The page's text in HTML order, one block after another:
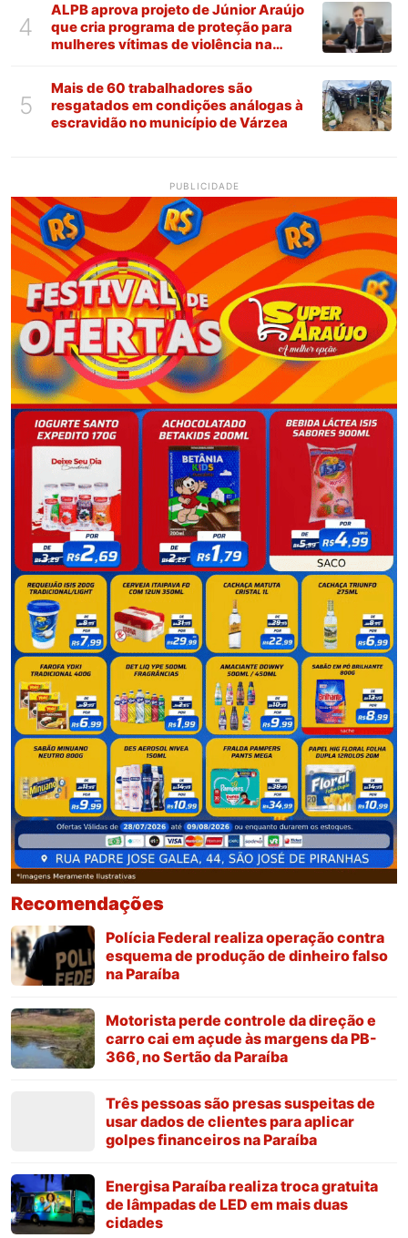
4
ALPB aprova projeto de Júnior Araújo
que cria programa de proteção para
mulheres vítimas de violência na
5
Mais de 60 trabalhadores são
resgatados em condições análogas à
escravidão no município de Várzea
PUBLICIDADE
Recomendações
Polícia Federal realiza operação contra
esquema de produção de dinheiro falso
na Paraíba
Motorista perde controle da direção e
carro cai em açude às margens da PB-
366, no Sertão da Paraíba
Três pessoas são presas suspeitas de
usar dados de clientes para aplicar
golpes financeiros na Paraíba
Energisa Paraíba realiza troca gratuita
de lâmpadas de LED em mais duas
cidades